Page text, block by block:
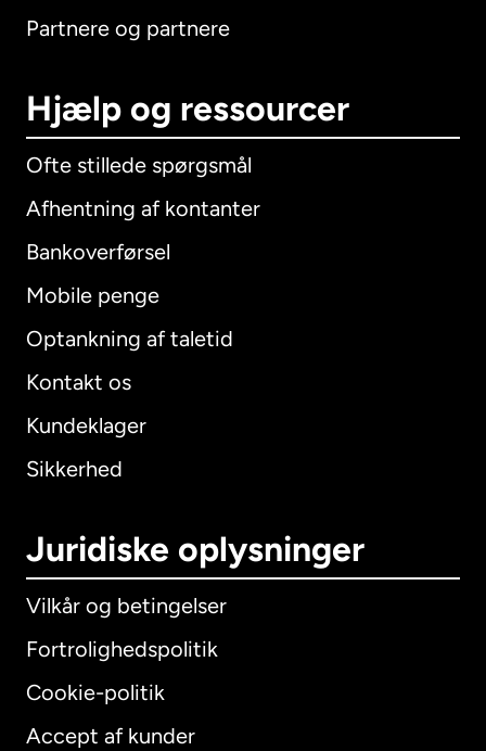
Partnere og partnere
Hjælp og ressourcer
Ofte stillede spørgsmål
Afhentning af kontanter
Bankoverførsel
Mobile penge
Optankning af taletid
Kontakt os
Kundeklager
Sikkerhed
Juridiske oplysninger
Vilkår og betingelser
Fortrolighedspolitik
Cookie-politik
Accept af kunder